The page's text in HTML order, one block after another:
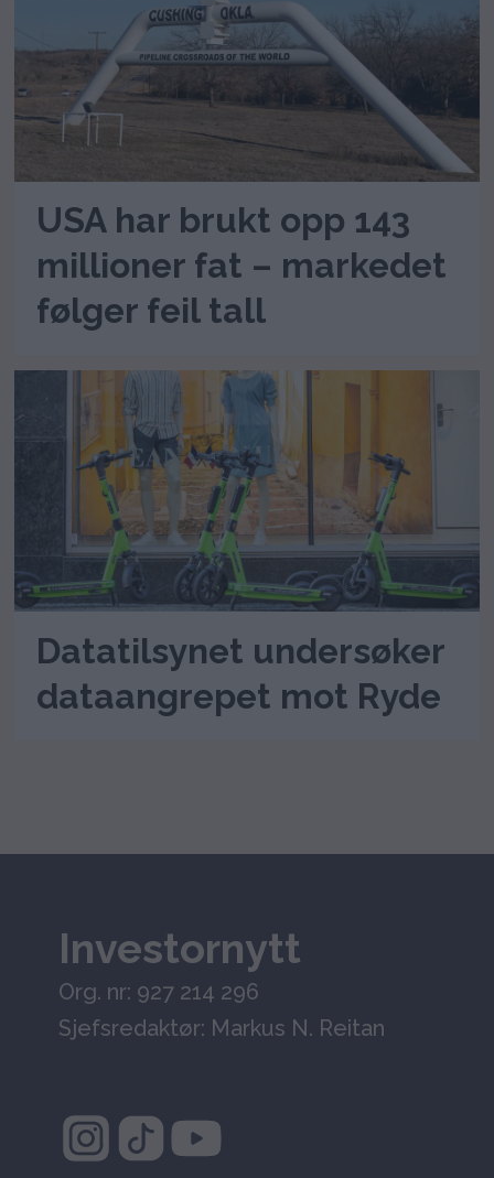
USA har brukt opp 143
millioner fat – markedet
følger feil tall
Datatilsynet undersøker
dataangrepet mot Ryde
Investornytt
Org. nr: 927 214 296
Sjefsredaktør: Markus N. Reitan